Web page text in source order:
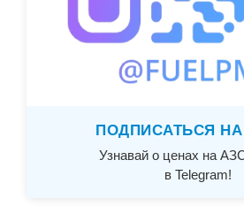
ПОДПИСАТЬСЯ
Узнавай о ценах на
в Telegram!